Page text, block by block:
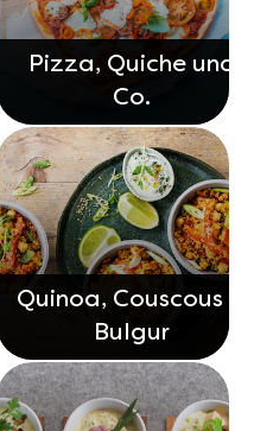
Pizza, Quiche und
Co.
Quinoa, Couscous &
Bulgur